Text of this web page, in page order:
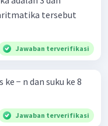
tersebut
Jawaban terverifikasi
− n dan suku ke 8
Jawaban terverifikasi